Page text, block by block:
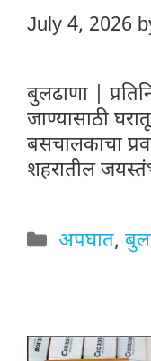
July 4, 2026
बुलढाणा |
जाण्यासाठी
बसचालकाचा
शहरातील
अपघात,